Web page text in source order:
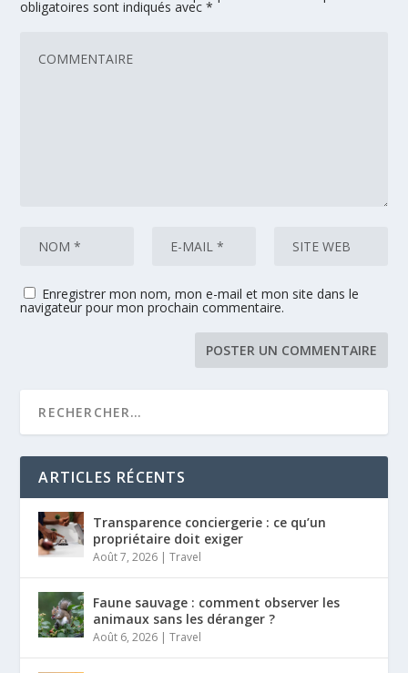
obligatoires sont indiqués avec*
Enregistrer mon nom, mon e-mail et mon site dans le
navigateur pour mon prochain commentaire.
ARTICLES RÉCENTS
Transparence conciergerie : ce qu’un
propriétaire doit exiger
Août 7, 2026 |Travel
Faune sauvage : comment observer les
animaux sans les déranger ?
Août 6, 2026 |Travel